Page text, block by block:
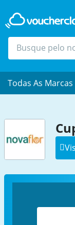
Todas As Marcas